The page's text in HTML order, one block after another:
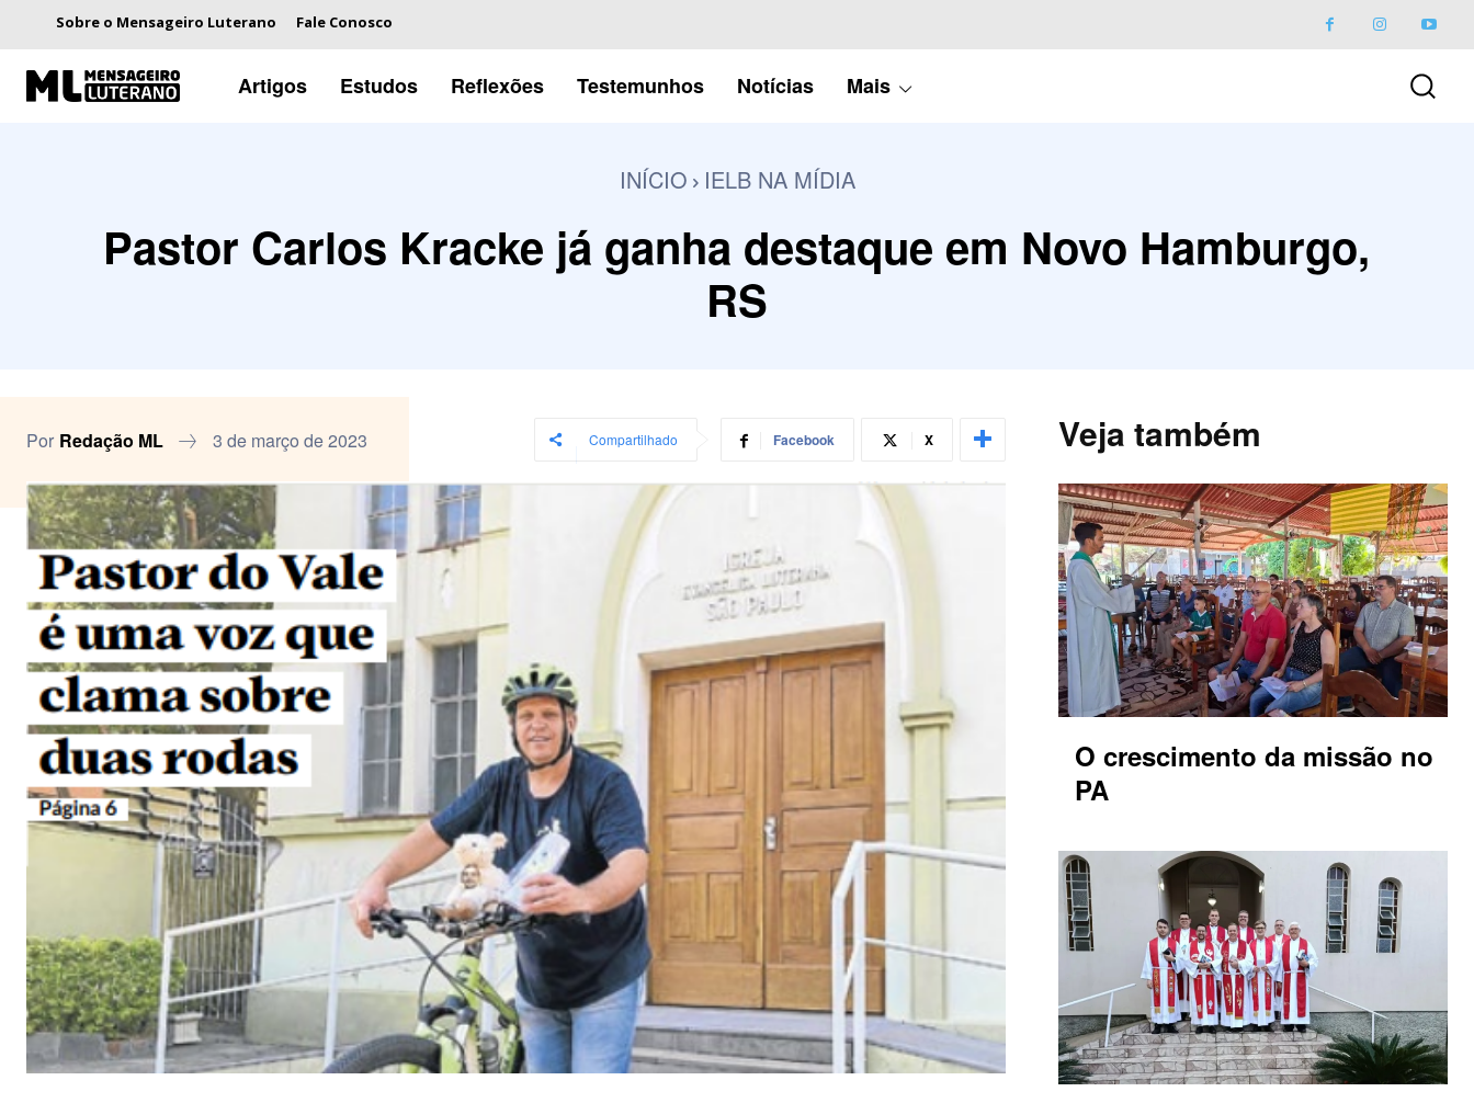
Sobre o Mensageiro Luterano Fale Conosco
Artigos Estudos Reflexões Testemunhos Notícias Mais
INÍCIO IELB NA MÍDIA
Pastor Carlos Kracke já ganha destaque em Novo Hamburgo,
RS
Por Redação ML 3 de março de 2023 Compartilhado Facebook X Veja também
O crescimento da missão no
PA